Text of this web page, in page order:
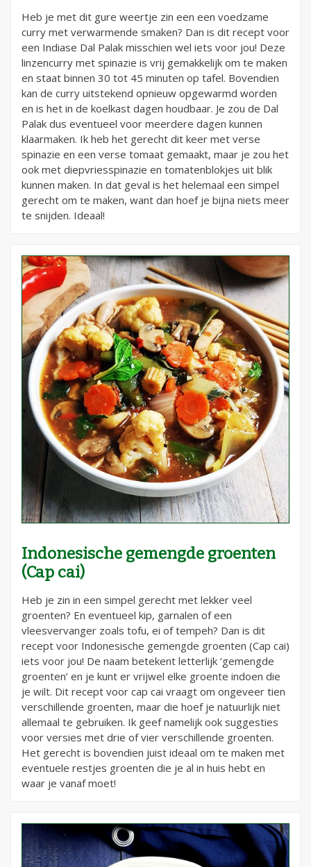
Heb je met dit gure weertje zin een een voedzame
curry met verwarmende smaken? Dan is dit recept voor
een Indiase Dal Palak misschien wel iets voor jou! Deze
linzencurry met spinazie is vrij gemakkelijk om te maken
en staat binnen 30 tot 45 minuten op tafel. Bovendien
kan de curry uitstekend opnieuw opgewarmd worden
en is het in de koelkast dagen houdbaar. Je zou de Dal
Palak dus eventueel voor meerdere dagen kunnen
klaarmaken. Ik heb het gerecht dit keer met verse
spinazie en een verse tomaat gemaakt, maar je zou het
ook met diepvriesspinazie en tomatenblokjes uit blik
kunnen maken. In dat geval is het helemaal een simpel
gerecht om te maken, want dan hoef je bijna niets meer
te snijden. Ideaal!
Indonesische gemengde groenten
(Cap cai)
Heb je zin in een simpel gerecht met lekker veel
groenten? En eventueel kip, garnalen of een
vleesvervanger zoals tofu, ei of tempeh? Dan is dit
recept voor Indonesische gemengde groenten (Cap cai)
iets voor jou! De naam betekent letterlijk ‘gemengde
groenten’ en je kunt er vrijwel elke groente indoen die
je wilt. Dit recept voor cap cai vraagt om ongeveer tien
verschillende groenten, maar die hoef je natuurlijk niet
allemaal te gebruiken. Ik geef namelijk ook suggesties
voor versies met drie of vier verschillende groenten.
Het gerecht is bovendien juist ideaal om te maken met
eventuele restjes groenten die je al in huis hebt en
waar je vanaf moet!